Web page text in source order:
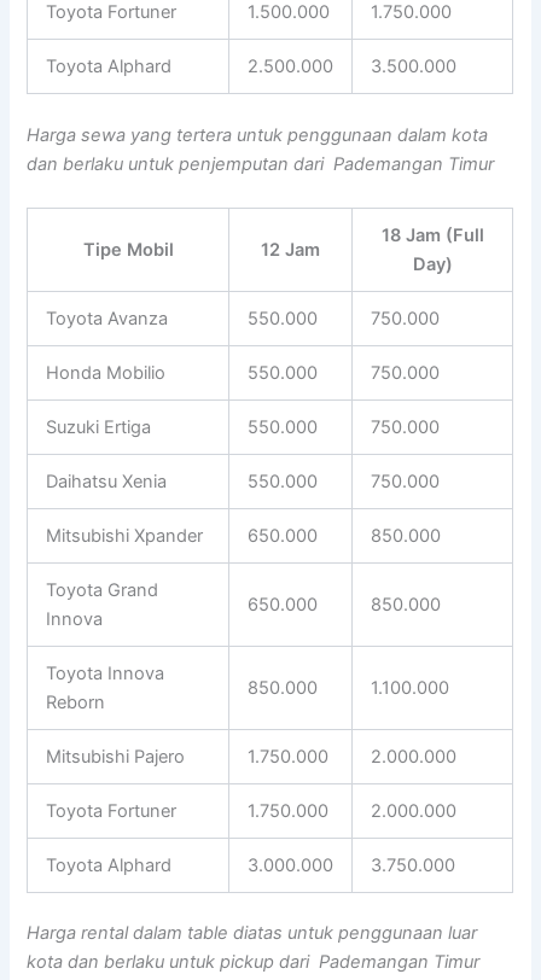
Toyota Fortuner 1.500.000 1.750.000
Toyota Alphard 2.500.000 3.500.000
Harga sewa yang tertera untuk penggunaan dalam kota
dan berlaku untuk penjemputan dari Pademangan Timur
Tipe Mobil 12 Jam
18 Jam (Full
Day)
Toyota Avanza 550.000 750.000
Honda Mobilio 550.000 750.000
Suzuki Ertiga 550.000 750.000
Daihatsu Xenia 550.000 750.000
Mitsubishi Xpander 650.000 850.000
Toyota Grand
Innova
650.000 850.000
Toyota Innova
Reborn
850.000 1.100.000
Mitsubishi Pajero 1.750.000 2.000.000
Toyota Fortuner 1.750.000 2.000.000
Toyota Alphard 3.000.000 3.750.000
Harga rental dalam table diatas untuk penggunaan luar
kota dan berlaku untuk pickup dari Pademangan Timur